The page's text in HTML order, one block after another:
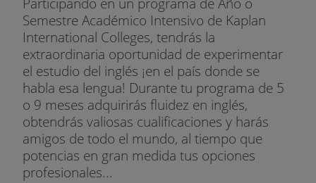
Semestre Académico Intensivo de Kaplan
International Colleges, tendrás la
extraordinaria oportunidad de experimentar
el estudio del inglés ¡en el país donde se
habla esa lengua! Durante tu programa de 5
o 9 meses adquirirás fluidez en inglés,
obtendrás valiosas cualificaciones y harás
amigos de todo el mundo, al tiempo que
potencias en gran medida tus opciones
profesionales...